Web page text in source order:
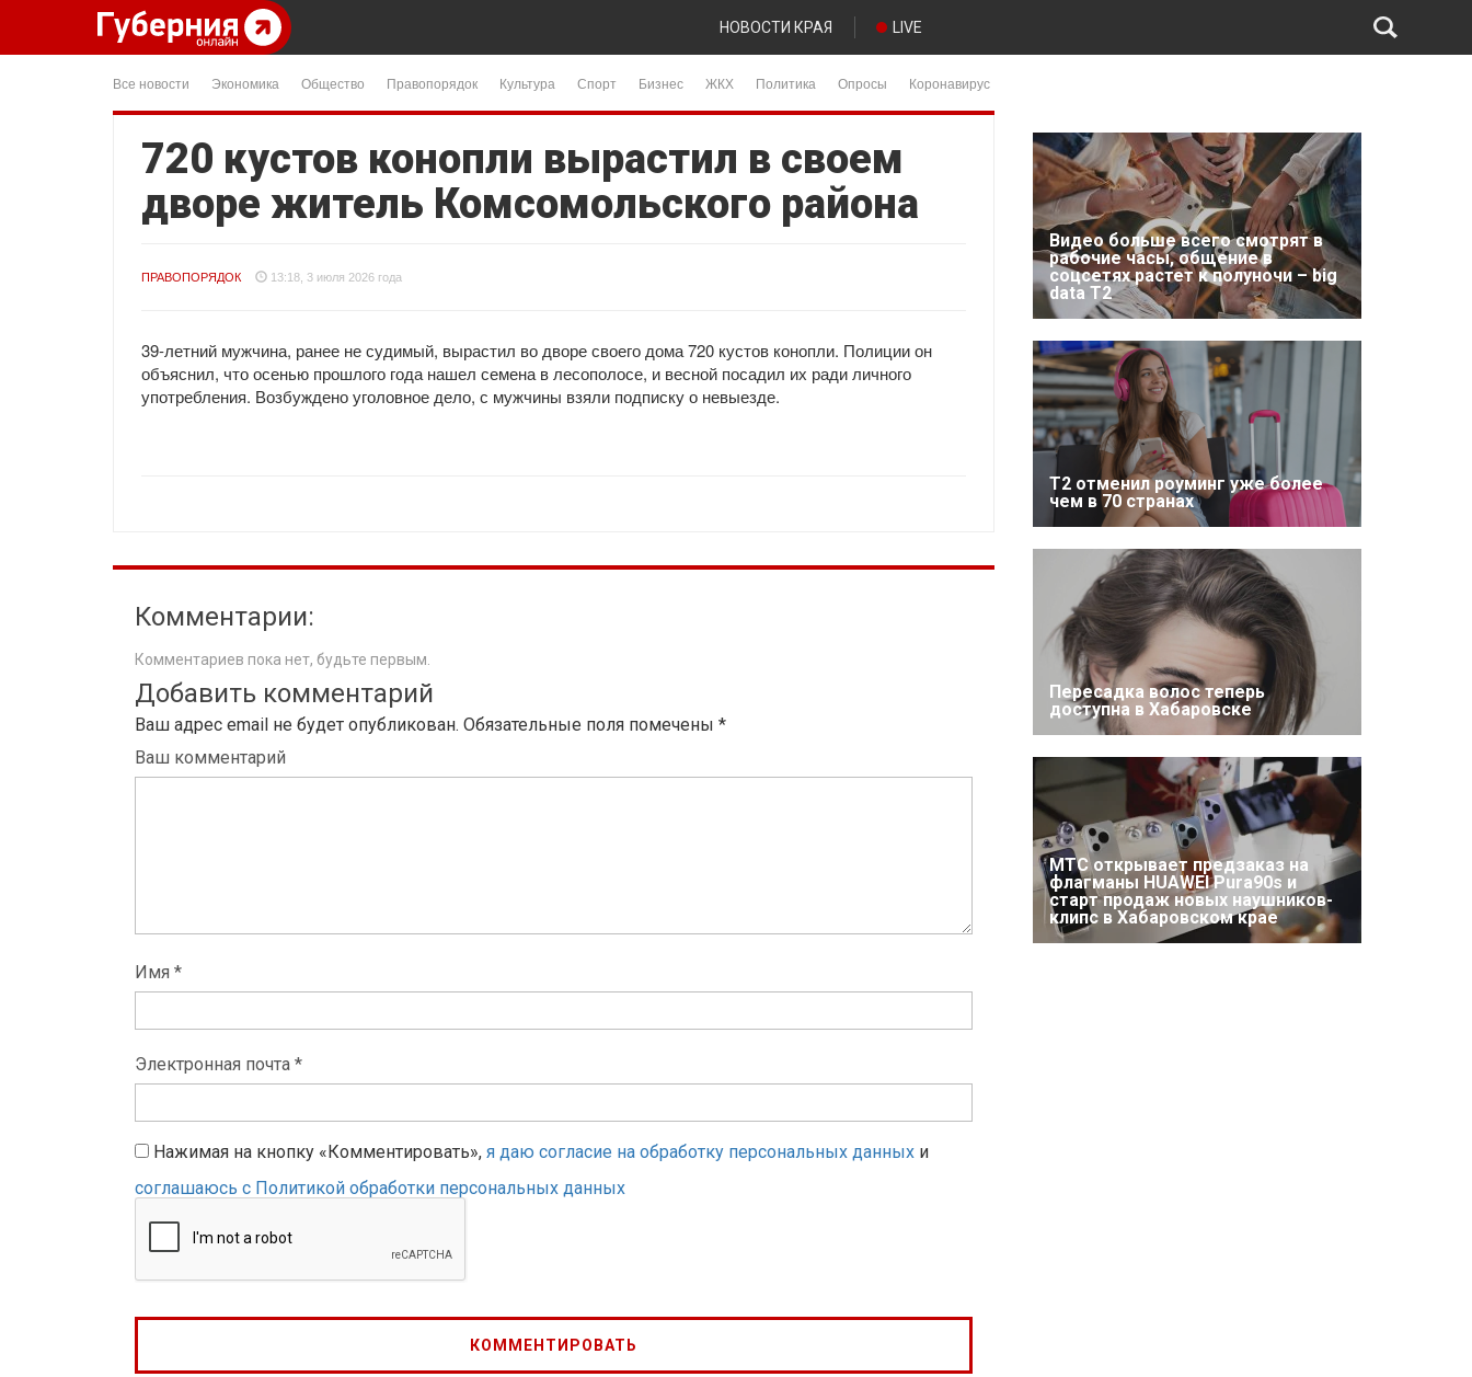
НОВОСТИ КРАЯ LIVE
Все новости Экономика Общество Правопорядок Культура Спорт Бизнес ЖКХ Политика Опросы Коронавирус
720 кустов конопли вырастил в своем
дворе житель Комсомольского района
ПРАВОПОРЯДОК 13:18, 3 июля 2026 года
39-летний мужчина, ранее не судимый, вырастил во дворе своего дома 720 кустов конопли. Полиции он
объяснил, что осенью прошлого года нашел семена в лесополосе, и весной посадил их ради личного
употребления. Возбуждено уголовное дело, с мужчины взяли подписку о невыезде.
Комментарии:
Комментариев пока нет, будьте первым.
Добавить комментарий
Ваш адрес email не будет опубликован. Обязательные поля помечены *
Ваш комментарий
Имя *
Электронная почта *
Нажимая на кнопку «Комментировать», я даю согласие на обработку персональных данных и
соглашаюсь с Политикой обработки персональных данных
Видео больше всего смотрят в
рабочие часы, общение в
соцсетях растет к полуночи – big
data T2
Т2 отменил роуминг уже более
чем в 70 странах
Пересадка волос теперь
доступна в Хабаровске
МТС открывает предзаказ на
флагманы HUAWEI Pura90s и
старт продаж новых наушников-
клипс в Хабаровском крае